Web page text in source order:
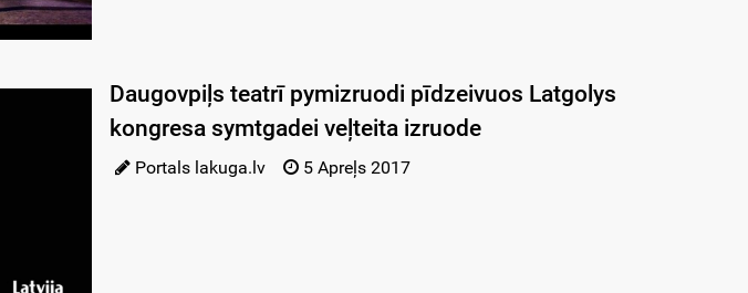
Daugovpiļs teatrī pymizruodi pīdzeivuos Latgolys
kongresa symtgadei veļteita izruode
Portals lakuga.lv 5 Apreļs 2017